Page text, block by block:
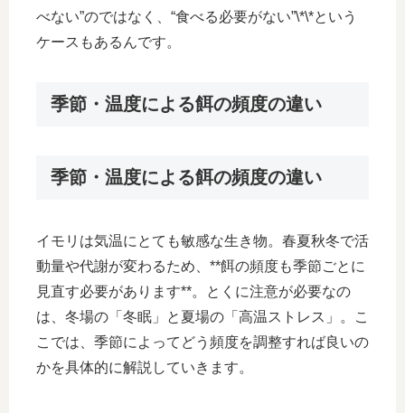
べない”のではなく、“食べる必要がない”\*\*という
ケースもあるんです。
季節・温度による餌の頻度の違い
季節・温度による餌の頻度の違い
イモリは気温にとても敏感な生き物。春夏秋冬で活
動量や代謝が変わるため、**餌の頻度も季節ごとに
見直す必要があります**。とくに注意が必要なの
は、冬場の「冬眠」と夏場の「高温ストレス」。こ
こでは、季節によってどう頻度を調整すれば良いの
かを具体的に解説していきます。